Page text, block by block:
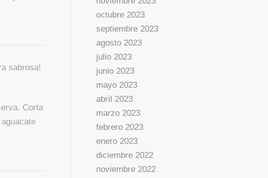
sabrosa!
Corta
octubre 2023
septiembre 2023
agosto 2023
julio 2023
junio 2023
mayo 2023
abril 2023
marzo 2023
febrero 2023
enero 2023
diciembre 2022
noviembre 2022